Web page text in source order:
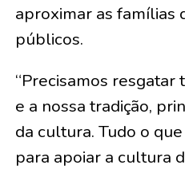
aproximar as famílias
públicos.
“Precisamos resgatar
e a nossa tradição,
da cultura. Tudo o
para apoiar a cultura